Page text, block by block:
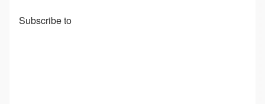
Subscribe to